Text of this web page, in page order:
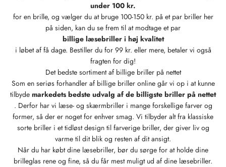
under 100 kr.
for en brille, og vælger du at bruge 100-150 kr. på et par briller her
på siden, kan du se frem til at modtage et par
billige læsebriller i høj kvalitet
i løbet af få dage. Bestiller du for 99 kr. eller mere, betaler vi også
fragten for dig!
Det bedste sortiment af billige briller på nettet
Som en seriøs forhandler af billige briller online går vi op i at kunne
tilbyde markedets bedste udvalg af de billigste briller på nettet
. Derfor har vi læse- og skærmbriller i mange forskellige farver og
former, så der er noget for enhver smag. Vi tilbyder alt fra klassiske
sorte briller i et tidløst design til farverige briller, der giver liv og
varme til dit blik og resten af dit ansigt.
Når du har købt dine læsebriller, bør du sørge for at holde dine
brilleglas rene og fine, så du får mest muligt ud af dine læsebriller.